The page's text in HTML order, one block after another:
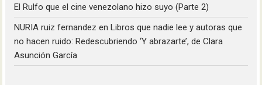
El Rulfo que el cine venezolano hizo suyo (Parte 2)
NURIA ruiz fernandez enLibros que nadie lee y autoras que
no hacen ruido: Redescubriendo ‘Y abrazarte’, de Clara
Asunción García